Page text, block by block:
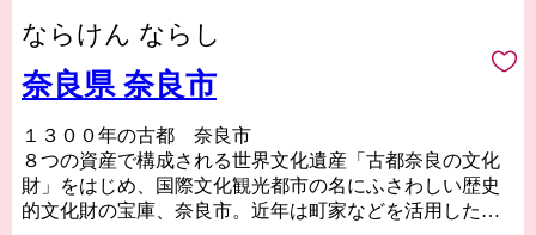
ならけん ならし
奈良県 奈良市
１３００年の古都 奈良市
８つの資産で構成される世界文化遺産「古都奈良の文化
財」をはじめ、国際文化観光都市の名にふさわしい歴史
的文化財の宝庫、奈良市。近年は町家などを活用した個